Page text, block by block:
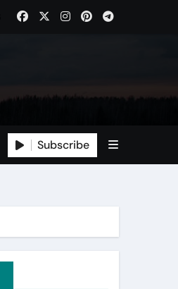
Subscribe